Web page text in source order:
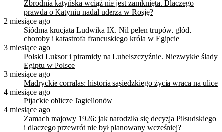
Zbrodnia katyńska wciąż nie jest zamknięta. Dlaczego
prawda o Katyniu nadal uderza w Rosję?
2 miesiące ago
Siódma krucjata Ludwika IX. Nil pełen trupów, głód,
choroby i katastrofa francuskiego króla w Egipcie
3 miesiące ago
Polski Luksor i piramidy na Lubelszczyźnie. Niezwykłe ślady
Egiptu w Polsce
3 miesiące ago
Madryckie corralas: historia sąsiedzkiego życia wraca na ulice
4 miesiące ago
Pijackie oblicze Jagiellonów
4 miesiące ago
Zamach majowy 1926: jak narodziła się decyzja Piłsudskiego
i dlaczego przewrót nie był planowany wcześniej?